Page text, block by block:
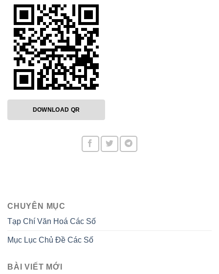
DOWNLOAD QR
CHUYÊN MỤC
Tạp Chí Văn Hoá Các Số
Mục Lục Chủ Đề Các Số
BÀI VIẾT MỚI